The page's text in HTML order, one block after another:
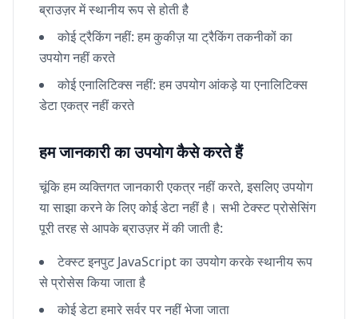
ब्राउज़र में स्थानीय रूप से होती है
कोई ट्रैकिंग नहीं: हम कुकीज़ या ट्रैकिंग तकनीकों का
उपयोग नहीं करते
कोई एनालिटिक्स नहीं: हम उपयोग आंकड़े या एनालिटिक्स
डेटा एकत्र नहीं करते
हम जानकारी का उपयोग कैसे करते हैं
चूंकि हम व्यक्तिगत जानकारी एकत्र नहीं करते, इसलिए उपयोग
या साझा करने के लिए कोई डेटा नहीं है। सभी टेक्स्ट प्रोसेसिंग
पूरी तरह से आपके ब्राउज़र में की जाती है:
टेक्स्ट इनपुट JavaScript का उपयोग करके स्थानीय रूप
से प्रोसेस किया जाता है
कोई डेटा हमारे सर्वर पर नहीं भेजा जाता